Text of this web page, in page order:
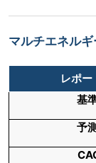
マルチエネル
レポー
基
予